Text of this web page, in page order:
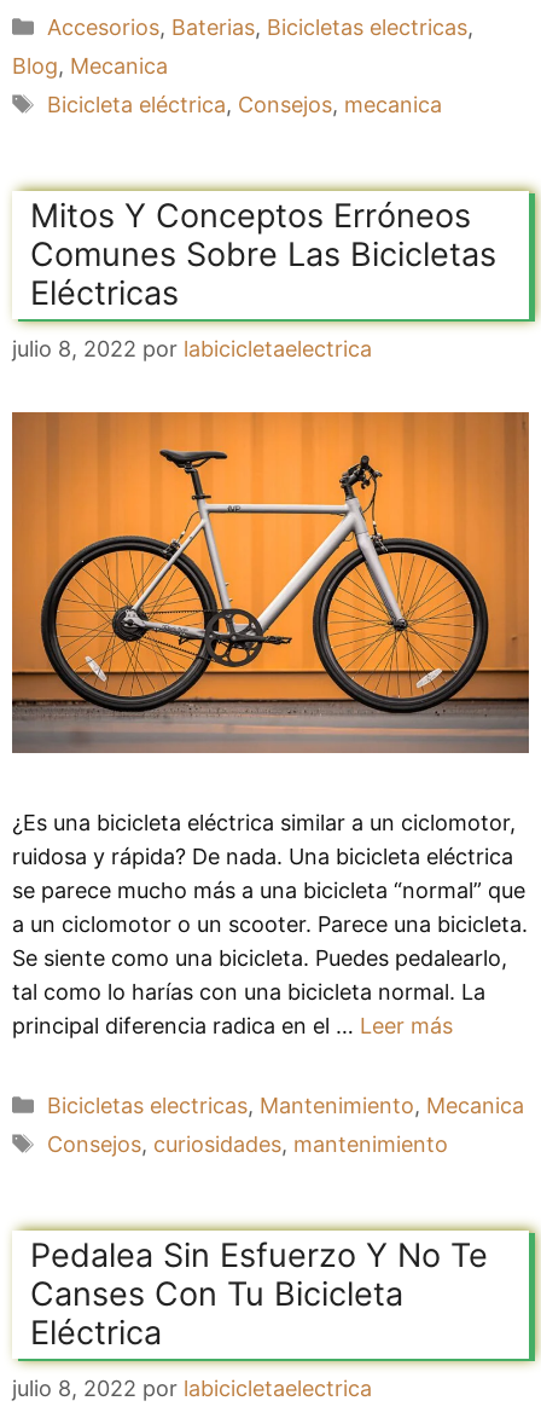
Categorías
Accesorios, Baterias, Bicicletas electricas,
Blog, Mecanica
Etiquetas
Bicicleta eléctrica, Consejos, mecanica
Mitos Y Conceptos Erróneos
Comunes Sobre Las Bicicletas
Eléctricas
julio 8, 2022 por labicicletaelectrica
¿Es una bicicleta eléctrica similar a un ciclomotor,
ruidosa y rápida? De nada. Una bicicleta eléctrica
se parece mucho más a una bicicleta “normal” que
a un ciclomotor o un scooter. Parece una bicicleta.
Se siente como una bicicleta. Puedes pedalearlo,
tal como lo harías con una bicicleta normal. La
principal diferencia radica en el … Leer más
Categorías
Bicicletas electricas, Mantenimiento, Mecanica
Etiquetas
Consejos, curiosidades, mantenimiento
Pedalea Sin Esfuerzo Y No Te
Canses Con Tu Bicicleta
Eléctrica
julio 8, 2022 por labicicletaelectrica